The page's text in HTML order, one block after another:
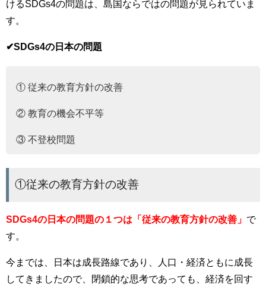
けるSDGs4の問題は、島国ならではの問題が見られていま
す。
✔︎SDGs4の日本の問題
① 従来の教育方針の改善
② 教育の機会不平等
③ 不登校問題
①従来の教育方針の改善
SDGs4の日本の問題の１つは「従来の教育方針の改善」 で
す。
今までは、日本は成長路線であり、人口・経済ともに成長
してきましたので、閉鎖的な思考であっても、経済を回す